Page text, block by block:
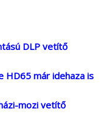
DLP vetítő
HD65 már idehaza is
mozi vetítő